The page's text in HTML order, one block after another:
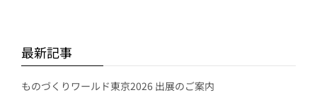
最新記事
ものづくりワールド東京2026 出展のご案内